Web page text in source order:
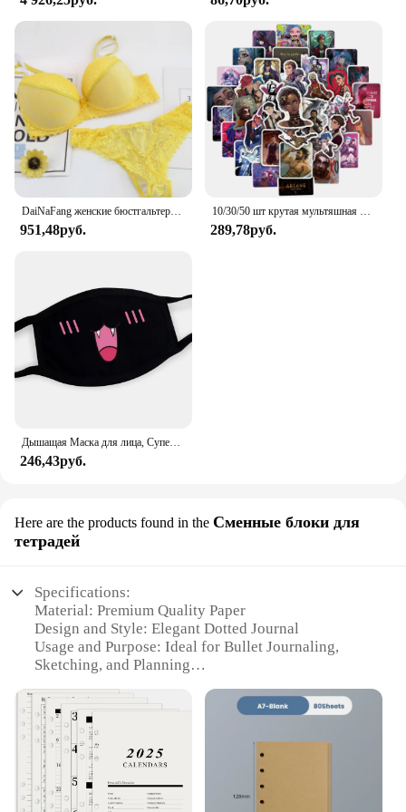
DaiNaFang женские бюстгальтеры с эффектом пуш-ап, комплект для больших бюстгальтеров, сексуальное кружевное белье, трусики, чашка BCDE, женское семейное белье, французское женское белье
951,48руб.
10/30/50 шт крутая мультяшная игра Arcane аниме наклейки наклейки мотоцикл ноутбук багаж гитара телефон автомобиль водостойкая наклейка детская игрушка
289,78руб.
Дышащая Маска для лица, Супер милое выражение, улыбка, для корейского черного Kpop, унисекс, кавайная хлопковая маска для рта, аниме
246,43руб.
Here are the products found in the Сменные блоки для
тетрадей
Specifications:
Material: Premium Quality Paper
Design and Style: Elegant Dotted Journal
Usage and Purpose: Ideal for Bullet Journaling,
Sketching, and Planning
Experience
Shape and Size: Compact and Portable
Quantity: Available in Sets
Features:
**Elegant Design and Versatile Use**